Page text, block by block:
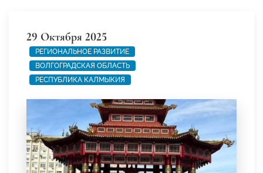
29 Октября 2025
РЕГИОНАЛЬНОЕ РАЗВИТИЕ
ВОЛГОГРАДСКАЯ ОБЛАСТЬ
РЕСПУБЛИКА КАЛМЫКИЯ